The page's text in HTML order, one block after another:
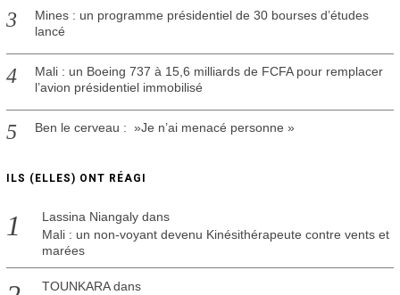
Mines : un programme présidentiel de 30 bourses d’études
lancé
Mali : un Boeing 737 à 15,6 milliards de FCFA pour remplacer
l’avion présidentiel immobilisé
Ben le cerveau : »Je n’ai menacé personne »
ILS (ELLES) ONT RÉAGI
Lassina Niangalydans
Mali : un non-voyant devenu Kinésithérapeute contre vents et
marées
TOUNKARAdans